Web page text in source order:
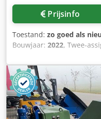
Prijsinfo
Toestand: zo goed als
Bouwjaar: 2022, Twee-
industriële robots
982mm inclinatiebereik:
Installatiepositie: vloer
inschakelduur) = 500A
inschakelduur) = 600A